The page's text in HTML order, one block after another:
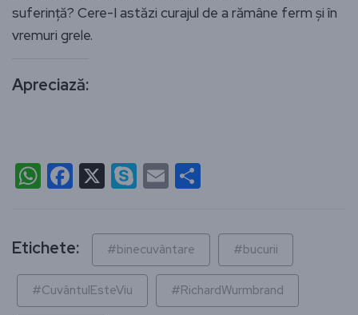
suferință? Cere-I astăzi curajul de a rămâne ferm și în
vremuri grele.
Apreciază:
WhatsApp
Facebook
X Skype
Email
Etichete: #binecuvântare #bucurii
#CuvântulEsteViu #RichardWurmbrand